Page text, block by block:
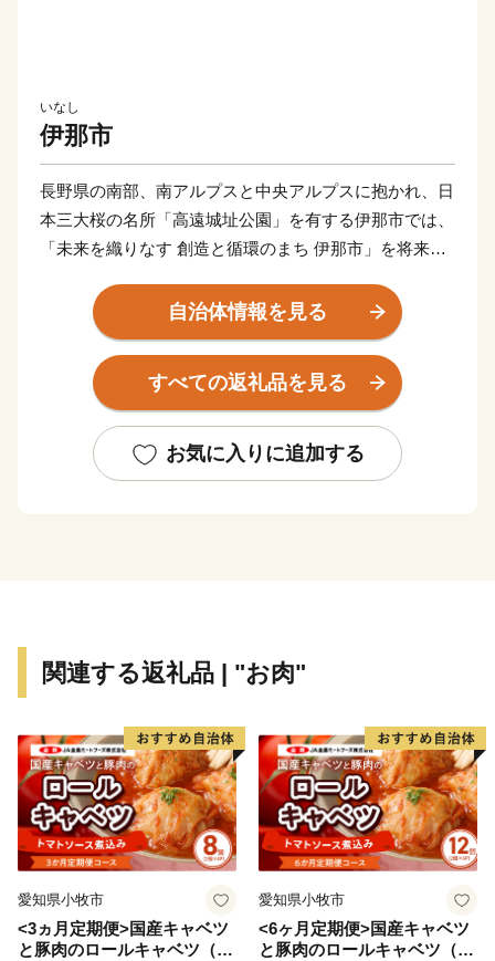
いなし
伊那市
長野県の南部、南アルプスと中央アルプスに抱かれ、日
本三大桜の名所「高遠城址公園」を有する伊那市では、
「未来を織りなす 創造と循環のまち 伊那市」を将来像
取り組んでいます。
遠く故郷を離れてお住まいの皆さん、当市の自然や歴
史・文化を愛される皆さん、ふるさと納税を通じて伊那
市のまちづくりにご参加いただければ幸いです。
自治体情報を見る
すべての返礼品を見る
お気に入りに追加する
関連する返礼品 | "お肉"
愛知県小牧市
<3ヵ月定期便>国産キャベツ
と豚肉のロールキャベツ（4P
愛知県小牧市
<6ヶ月定期便>国産キャベツ
と豚肉のロールキャベツ（6P